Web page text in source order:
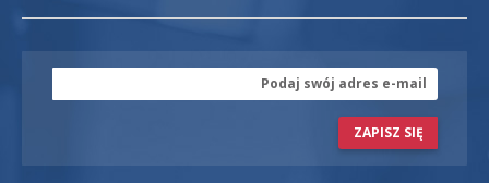
ZAPISZ SIĘ